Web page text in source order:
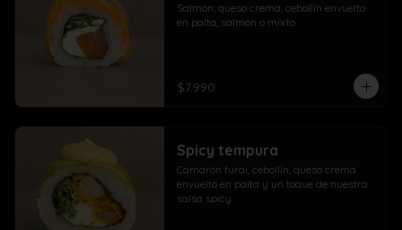
Salmón, queso crema, cebollín envuelto
en palta, salmón o mixto
$7.990
Spicy tempura
Camarón furai, cebollín, queso crema
envuelto en palta y un toque de nuestra
salsa spicy